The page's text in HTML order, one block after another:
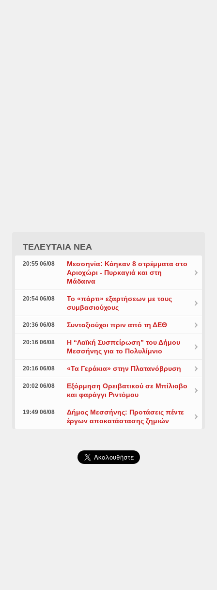
ΤΕΛΕΥΤΑΙΑ ΝΕΑ
20:55 06/08
Μεσσηνία: Κάηκαν 8 στρέμματα στο
Αριοχώρι - Πυρκαγιά και στη
Μάδαινα
20:54 06/08
Το «πάρτι» εξαρτήσεων με τους
συμβασιούχους
20:36 06/08 Συνταξιούχοι πριν από τη ΔΕΘ
20:16 06/08
Η “Λαϊκή Συσπείρωση” του Δήμου
Μεσσήνης για το Πολυλίμνιο
20:16 06/08 «Τα Γεράκια» στην Πλατανόβρυση
20:02 06/08
Εξόρμηση Ορειβατικού σε Μπίλιοβο
και φαράγγι Ριντόμου
19:49 06/08
Δήμος Μεσσήνης: Προτάσεις πέντε
έργων αποκατάστασης ζημιών